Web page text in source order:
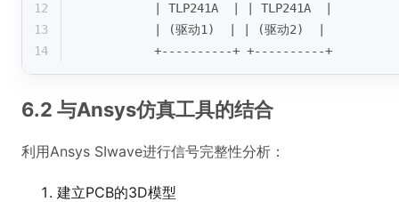
12
           | TLP241A  | | TLP241A  |
13
           | (驱动1)  | | (驱动2)  |
14
           +----------+ +----------+
6.2 与Ansys仿真工具的结合
利用Ansys SIwave进行信号完整性分析：
建立PCB的3D模型